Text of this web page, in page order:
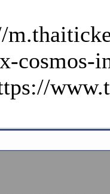
cosmos-